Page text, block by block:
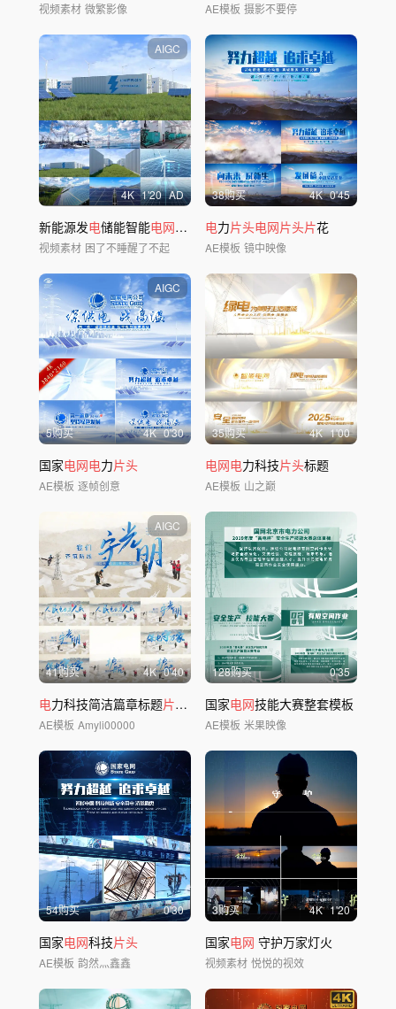
视频素材 微繁影像 AE模板 摄影不要停
AIGC
4K 1'20 AD
新能源发电储能智能电网风 光伏发电
视频素材 困了不睡醒了不起
38购买 4K 0'45
电力片头电网片头片花
AE模板 镜中映像
AIGC
5购买 4K 0'30
国家电网电力片头
AE模板 逐帧创意
35购买 4K 1'00
电网电力科技片头标题
AE模板 山之巅
AIGC
41购买 4K 0'40
电力科技简洁篇章标题片花落版
AE模板 Amyli00000
128购买 0'35
国家电网技能大赛整套模板
AE模板 米果映像
54购买 0'30
国家电网科技片头
AE模板 韵然灬鑫鑫
3购买 4K 1'20
国家电网 守护万家灯火
视频素材 悦悦的视效